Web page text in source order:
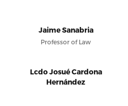
Jaime Sanabria
Professor of Law
Lcdo Josué Cardona
Hernández